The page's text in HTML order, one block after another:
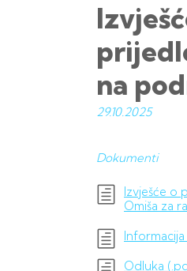
na
29.10.2025
Dokumenti
Izvješće o
Omiša za
Odluka